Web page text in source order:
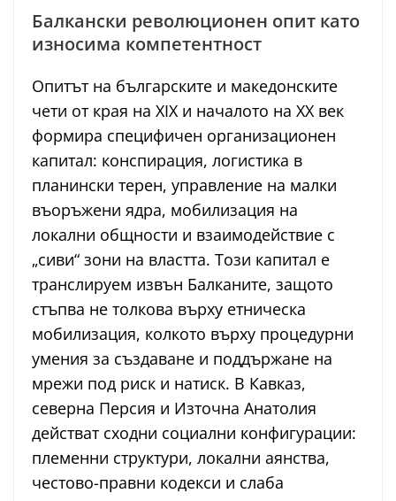
Балкански революционен опит като
износима компетентност
Опитът на българските и македонските
чети от края на XIX и началото на XX век
формира специфичен организационен
капитал: конспирация, логистика в
планински терен, управление на малки
въоръжени ядра, мобилизация на
локални общности и взаимодействие с
„сиви“ зони на властта. Този капитал е
транслируем извън Балканите, защото
стъпва не толкова върху етническа
мобилизация, колкото върху процедурни
умения за създаване и поддържане на
мрежи под риск и натиск. В Кавказ,
северна Персия и Източна Анатолия
действат сходни социални конфигурации:
племенни структури, локални аянства,
честово-правни кодекси и слаба